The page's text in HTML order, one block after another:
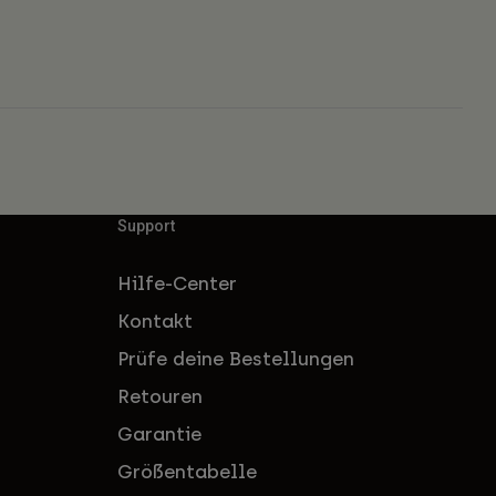
Support
Hilfe-Center
Kontakt
Prüfe deine Bestellungen
Retouren
Garantie
Größentabelle